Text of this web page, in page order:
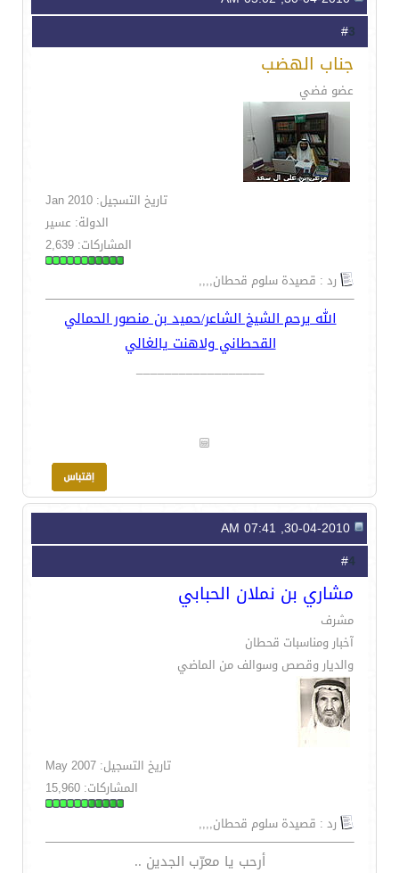
3
جناب الهضب
عضو فضي
تاريخ التسجيل: Jan 2010
الدولة: عسير
المشاركات: 2,639
رد : قصيدة سلوم قحطان,,,,
الله يرحم الشيخ الشاعر/حميد بن منصور الحمالي
القحطاني ولاهنت يالغالي
__________________
4
مشاري بن نملان الحبابي
مشرف
آخبار ومناسبات قحطان
والديار وقصص وسوالف من الماضي
تاريخ التسجيل: May 2007
المشاركات: 15,960
رد : قصيدة سلوم قحطان,,,,
أرحب يا معرّب الجدين ..